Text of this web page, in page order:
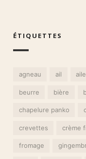
ÉTIQUETTES
agneau ail
beurre bière
chapelure panko
crevettes crème
fromage